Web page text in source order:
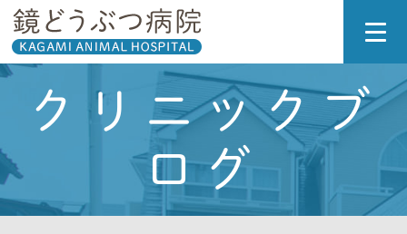
クリニックブ
ログ